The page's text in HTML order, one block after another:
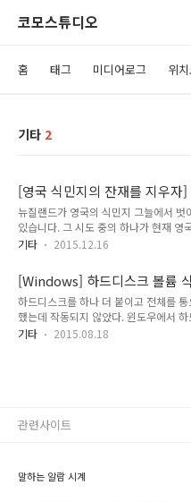
코모스튜디오
홈 태그 미디어로그 위
기타 2
[영국 식민지의 잔재를 지우자
종 후보작 선정 완료
뉴질랜드가 영국의 식민지 그늘에서 벗
있습니다. 그 시도 중의 하나가 현재 영
뉴질랜드의 국기를 교체하는 것입니다.
같습니다. 뿐만 아니라 호주 국기와는
호주 국기 아래는 최종 후보를 5개까지
된 최종 후보 입니다. 뉴질랜드의 이미
서 영국과 호주를 잊어 버리게 하는 상
니다. 하지만 내년 3월 국민 투표를 통해
기타 2015.12.16
[Windows] 하드디스크 볼륨
하드디스크를 하나 더 붙이고 전체를
했는데 작동되지 않았다. 윈도우에서
참고하자. 1. 디스크관리자 - 마우스 오
기타 2015.08.18
말하는 알람 시계
관련사이트